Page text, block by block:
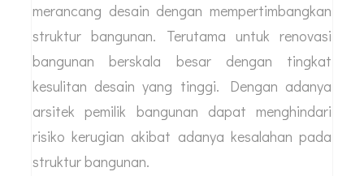
merancang desain dengan mempertimbangkan
struktur bangunan. Terutama untuk renovasi
bangunan berskala besar dengan tingkat
kesulitan desain yang tinggi. Dengan adanya
arsitek pemilik bangunan dapat menghindari
risiko kerugian akibat adanya kesalahan pada
struktur bangunan.